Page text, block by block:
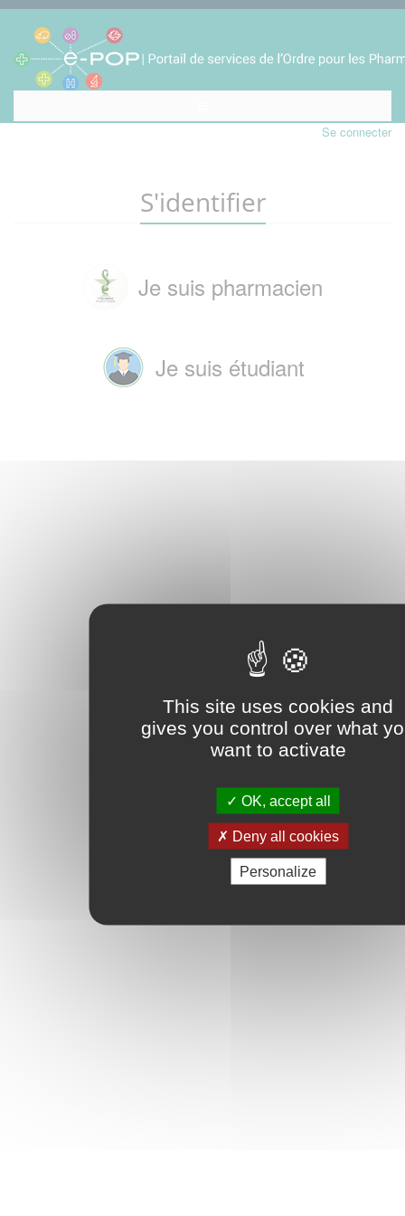
This site uses cookies and
gives you control over what
want to activate
OK, accept all
Deny all cookies
Personalize
Se connecter
S'identifier
Je suis pharmacien
Je suis étudiant